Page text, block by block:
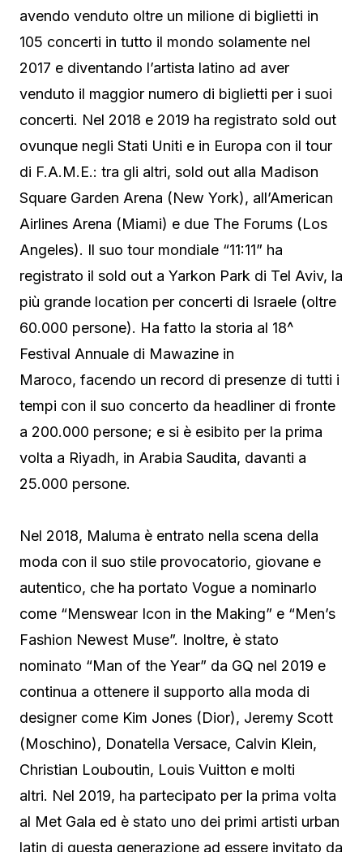
avendo venduto oltre un milione di biglietti in
105 concerti in tutto il mondo solamente nel
2017 e diventando l’artista latino ad aver
venduto il maggior numero di biglietti per i suoi
concerti. Nel 2018 e 2019 ha registrato sold out
ovunque negli Stati Uniti e in Europa con il tour
di F.A.M.E.: tra gli altri, sold out alla Madison
Square Garden Arena (New York), all’American
Airlines Arena (Miami) e due The Forums (Los
Angeles). Il suo tour mondiale “11:11” ha
registrato il sold out a Yarkon Park di Tel Aviv, la
più grande location per concerti di Israele (oltre
60.000 persone). Ha fatto la storia al 18^
Festival Annuale di Mawazine in
Maroco, facendo un record di presenze di tutti i
tempi con il suo concerto da headliner di fronte
a 200.000 persone; e si è esibito per la prima
volta a Riyadh, in Arabia Saudita, davanti a
25.000 persone.
Nel 2018, Maluma è entrato nella scena della
moda con il suo stile provocatorio, giovane e
autentico, che ha portato Vogue a nominarlo
come “Menswear Icon in the Making” e “Men’s
Fashion Newest Muse”. Inoltre, è stato
nominato “Man of the Year” da GQ nel 2019 e
continua a ottenere il supporto alla moda di
designer come Kim Jones (Dior), Jeremy Scott
(Moschino), Donatella Versace, Calvin Klein,
Christian Louboutin, Louis Vuitton e molti
altri. Nel 2019, ha partecipato per la prima volta
al Met Gala ed è stato uno dei primi artisti urban
latin di questa generazione ad essere invitato da